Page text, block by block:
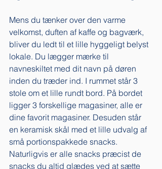
Mens du tænker over den varme
velkomst, duften af kaffe og bagværk,
bliver du ledt til et lille hyggeligt belyst
lokale. Du lægger mærke til
navneskiltet med dit navn på døren
inden du træder ind. I rummet står 3
stole om et lille rundt bord. På bordet
ligger 3 forskellige magasiner, alle er
dine favorit magasiner. Desuden står
en keramisk skål med et lille udvalg af
små portionspakkede snacks.
Naturligvis er alle snacks præcist de
snacks du altid glædes ved at sætte